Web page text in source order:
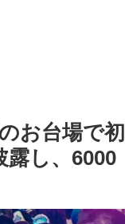
お台場で初
し、6000